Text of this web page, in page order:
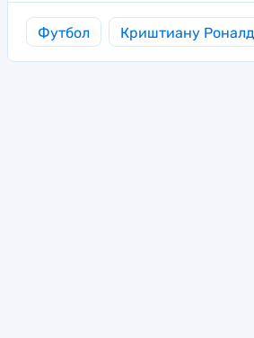
Футбол Криштиану